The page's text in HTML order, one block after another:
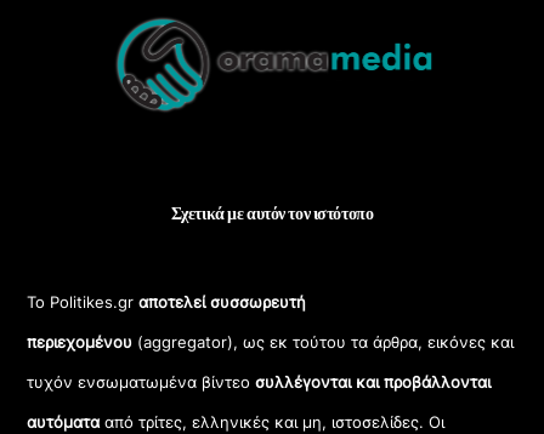
Top
Σχετικά με αυτόν τον ιστότοπο
Το Politikes.grαποτελεί συσσωρευτή
περιεχομένου (aggregator), ως εκ τούτου τα άρθρα, εικόνες και
τυχόν ενσωματωμένα βίντεοσυλλέγονται και προβάλλονται
αυτόματααπό τρίτες, ελληνικές και μη, ιστοσελίδες. Οι